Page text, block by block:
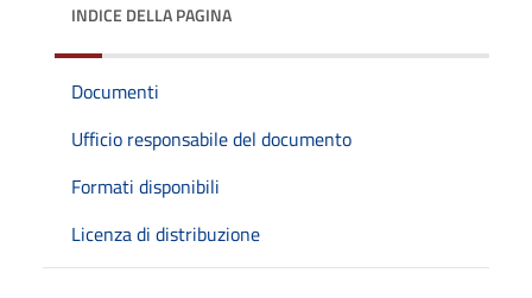
INDICE DELLA PAGINA
Documenti
Ufficio responsabile del documento
Formati disponibili
Licenza di distribuzione